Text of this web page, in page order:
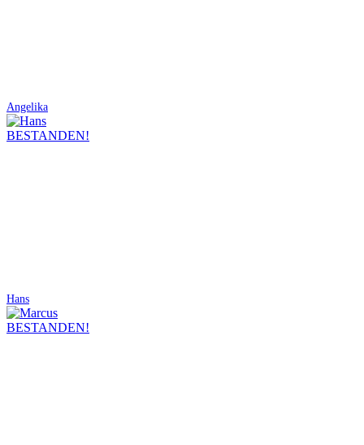
Angelika
BESTANDEN!
Hans
BESTANDEN!